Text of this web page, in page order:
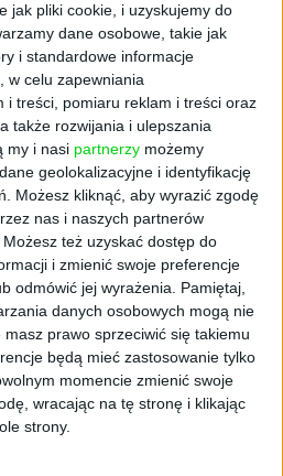
jak pliki cookie, i uzyskujemy do
dane osobowe, takie jak
i standardowe informacje
w celu zapewniania
i treści, pomiaru reklam i treści oraz
także rozwijania i ulepszania
my i nasi partnerzy możemy
geolokalizacyjne i identyfikację
Możesz kliknąć, aby wyrazić zgodę
nas i naszych partnerów
też uzyskać dostęp do
i zmienić swoje preferencje
odmówić jej wyrażenia. Pamiętaj,
danych osobowych mogą nie
prawo sprzeciwić się takiemu
będą mieć zastosowanie tylko
momencie zmienić swoje
wracając na tę stronę i klikając
strony.
zwiększają niepewność
trudno oszacować
biznesu spółek
rynku wynika, że
węgla z kopalń do
się rozwiązaniem
kondycję
PGE i Enea
zdaje się dyskontować
IV kw. 2023 roku, która